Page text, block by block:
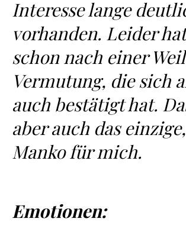
Interesse lange
vorhanden. Leider
schon nach einer
Vermutung, die sich
auch bestätigt hat.
aber auch das
Manko für mich.
Emotionen: